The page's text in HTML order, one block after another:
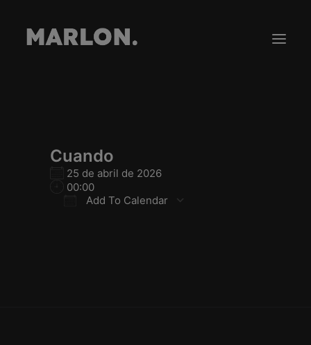
Novedades
Cuando
25 de abril de 2026
00:00
Add To Calendar